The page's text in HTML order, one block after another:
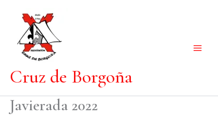
contenido
Cruz de Borgoña
Javierada 2022